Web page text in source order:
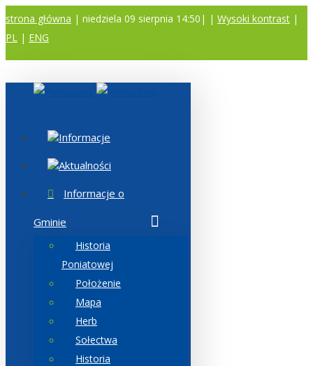
strona główna | niedziela 09 sierpnia 14:50| | Wysoki kontrast |
PL | ENG
Informacje
Aktualności
Informacje o
Gminie
Historia
Poniatowej
Położenie
Mapa
Herb
Sołectwa
Historia